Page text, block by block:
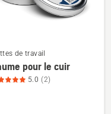
de travail
pour le cuir
5.0 (2)